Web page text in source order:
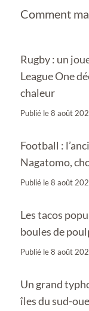
Comment
Rugby : un
League One
chaleur
Publié le8 août
Football :
Nagatomo,
Publié le8 août
Les tacos
boules de
Publié le8 août
Un grand
îles du sud-